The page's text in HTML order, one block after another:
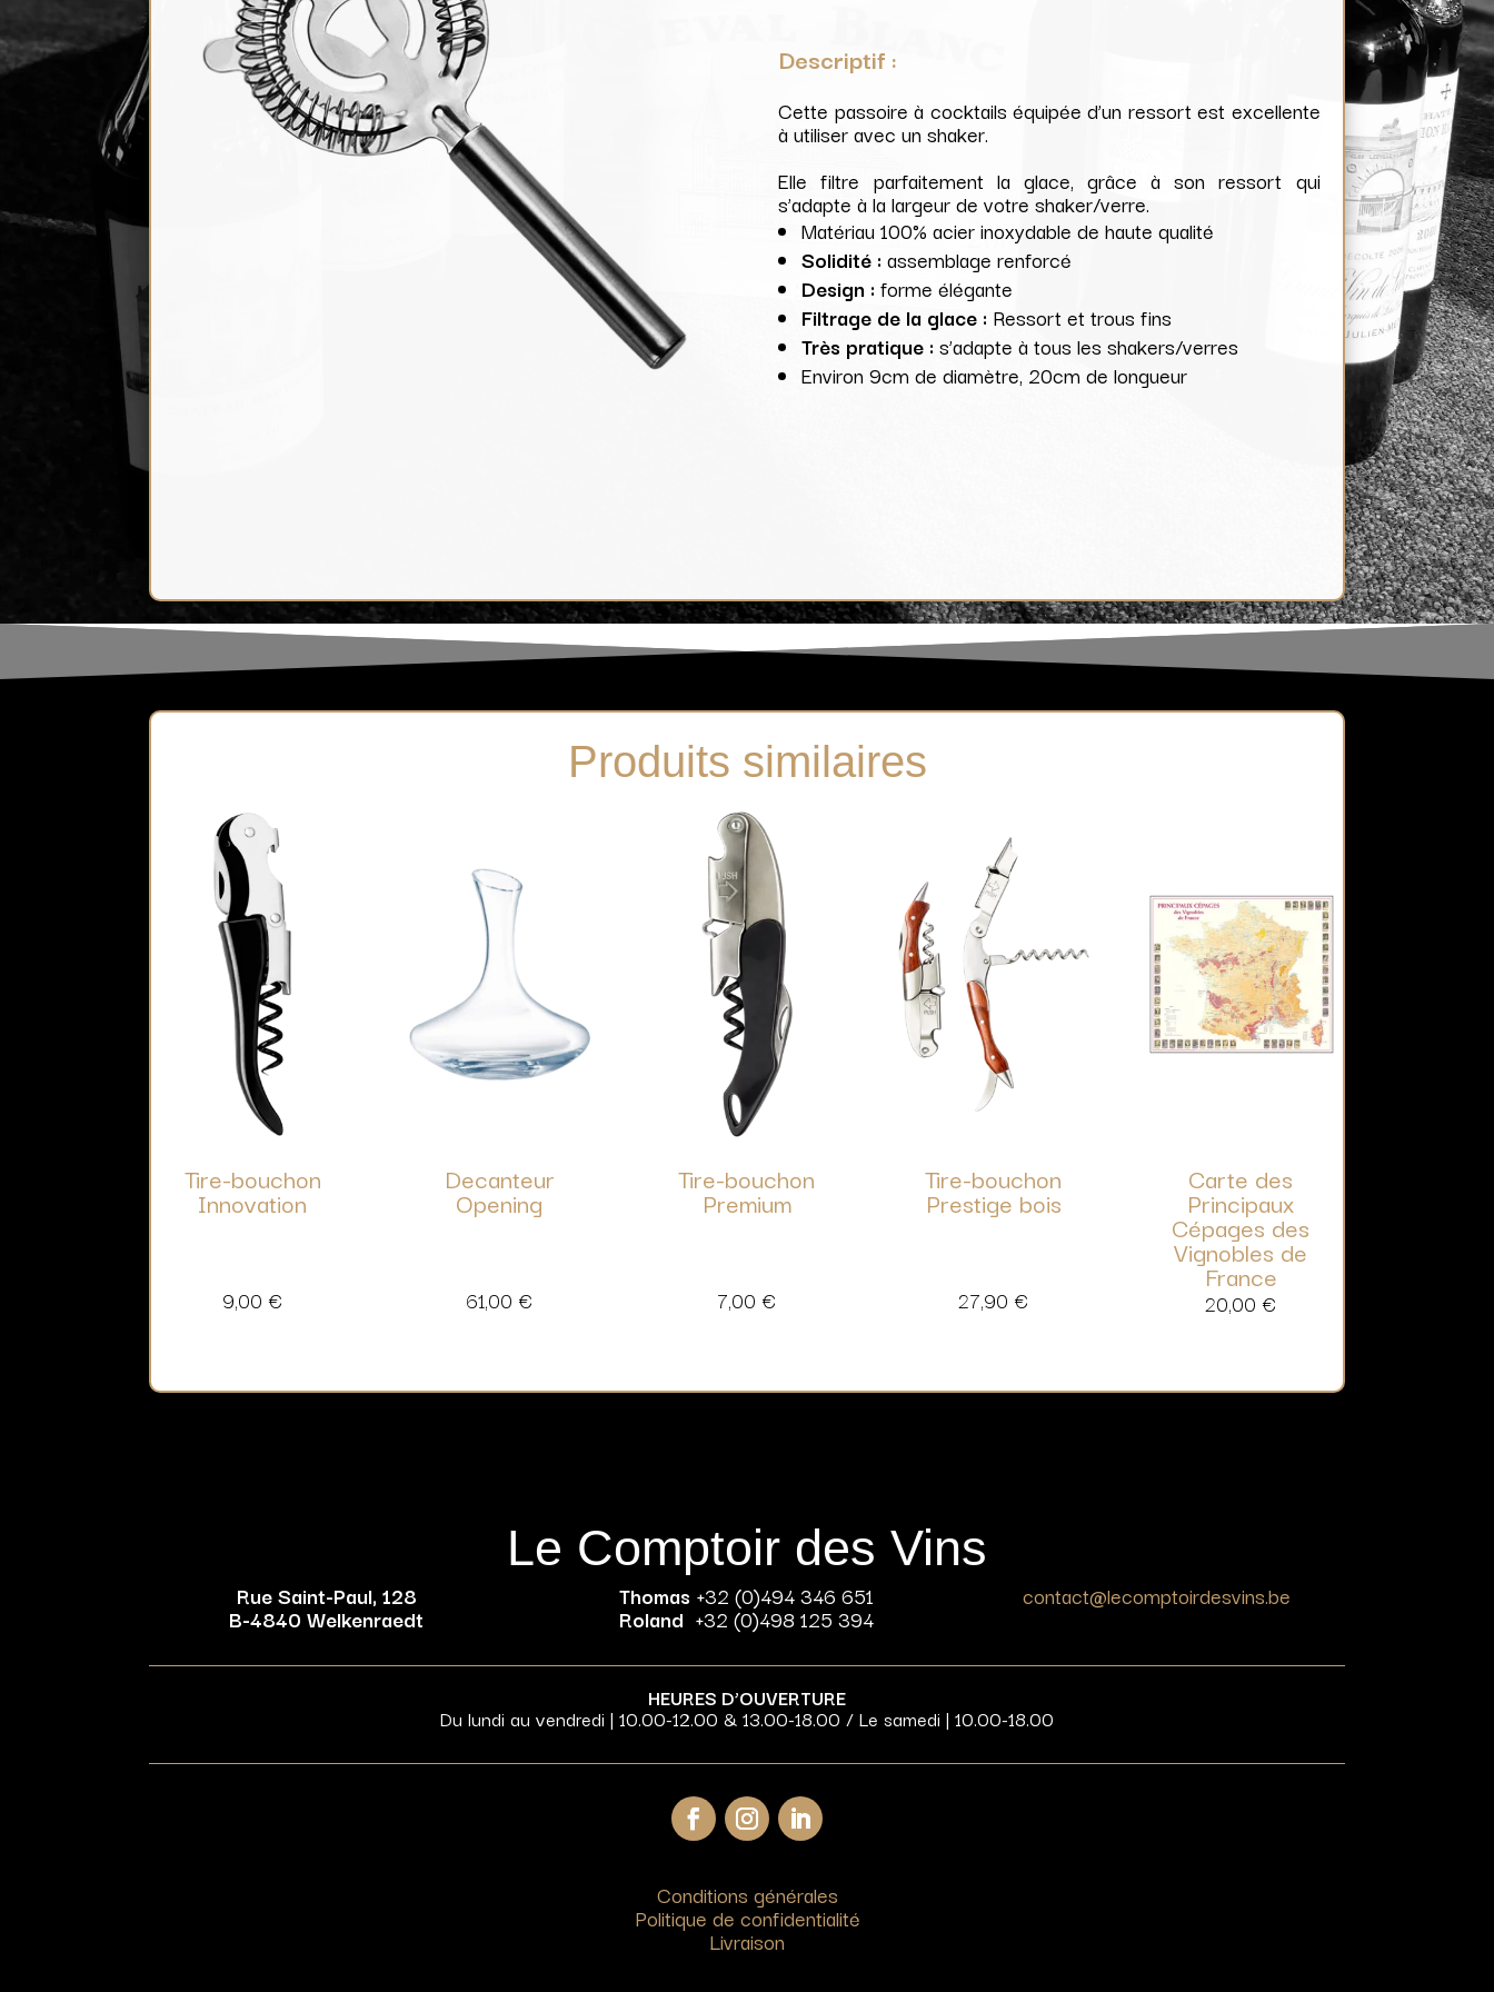
Descriptif :
Cette passoire à cocktails équipée d’un ressort est excellente
à utiliser avec un shaker.
Elle filtre parfaitement la glace, grâce à son ressort qui
s’adapte à la largeur de votre shaker/verre.
Matériau 100% acier inoxydable de haute qualité
Solidité : assemblage renforcé
Design : forme élégante
Filtrage de la glace : Ressort et trous fins
Très pratique :s’adapte à tous les shakers/verres
Environ 9cm de diamètre, 20cm de longueur
Produits similaires
Tire-bouchon
Innovation
9,00 €
Decanteur
Opening
61,00 €
Tire-bouchon
Premium
7,00 €
Tire-bouchon
Prestige bois
27,90 €
Carte des
Principaux
Cépages des
Vignobles de
France
20,00 €
Le Comptoir des Vins
Rue Saint-Paul, 128
B-4840 Welkenraedt
Thomas +32 (0)494 346 651
Roland +32 (0)498 125 394
contact@lecomptoirdesvins.be
HEURES D’OUVERTURE
Du lundi au vendredi | 10.00-12.00 & 13.00-18.00 / Le samedi | 10.00-18.00
Conditions générales
Politique de confidentialité
Livraison